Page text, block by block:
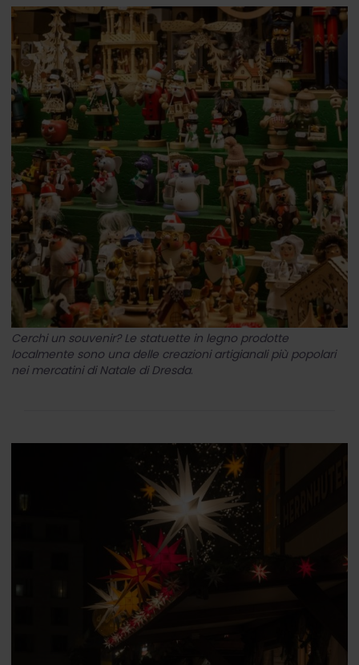
Cerchi un souvenir? Le statuette in legno prodotte
localmente sono una delle creazioni artigianali più popolari
nei mercatini di Natale di Dresda.